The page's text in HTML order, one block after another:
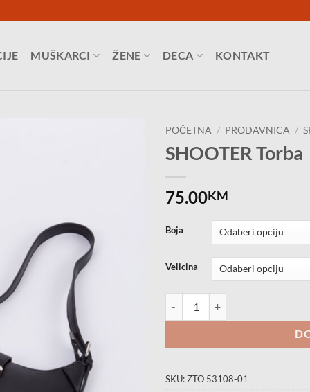
MUŠKARCI ŽENE DECA KONTAKT
POČETNA / PRODAVNICA /
SHOOTER Torba
75.00KM
Boja
Velicina
SKU:ZTO 53108-01